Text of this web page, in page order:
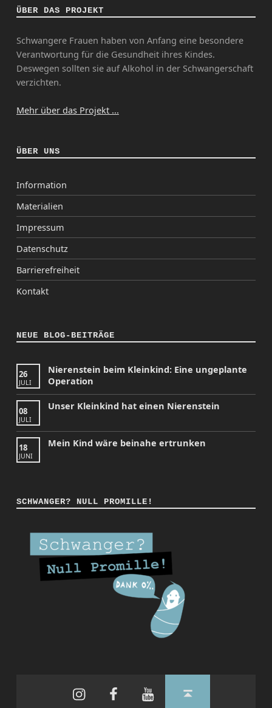
ÜBER DAS PROJEKT
Schwangere Frauen haben von Anfang eine besondere
Verantwortung für die Gesundheit ihres Kindes.
Deswegen sollten sie auf Alkohol in der Schwangerschaft
verzichten.
Mehr über das Projekt ...
ÜBER UNS
Information
Materialien
Impressum
Datenschutz
Barrierefreiheit
Kontakt
NEUE BLOG-BEITRÄGE
26
JULI
Nierenstein beim Kleinkind: Eine ungeplante
Operation
08
JULI
Unser Kleinkind hat einen Nierenstein
18
JUNI
Mein Kind wäre beinahe ertrunken
SCHWANGER? NULL PROMILLE!
FacebookYouTubeBack to top ↑